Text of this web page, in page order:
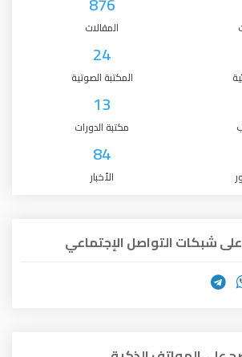
المقالات
24
المكتبة الصوتية
13
مكتبة الدورات
84
الأخبار
شبكات التواصل الإجتماعي